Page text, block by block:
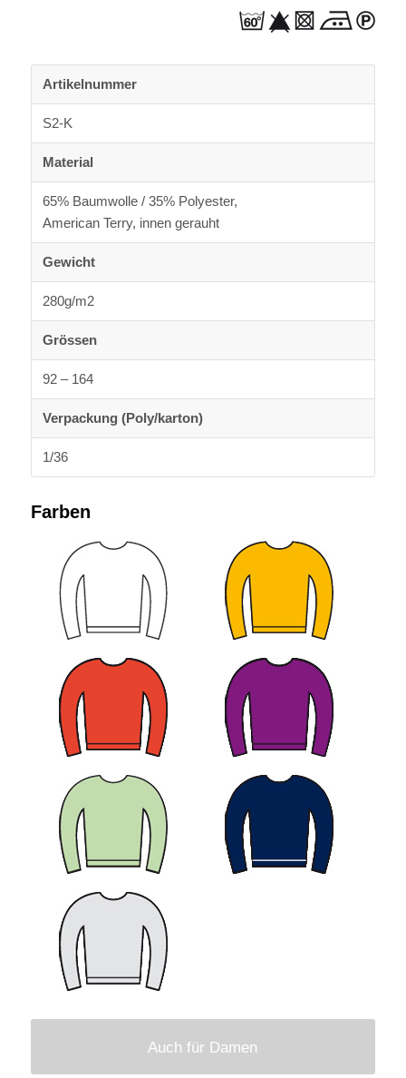
Artikelnummer
S2-K
Material
65% Baumwolle / 35% Polyester,
American Terry, innen gerauht
Gewicht
280g/m2
Grössen
92 – 164
Verpackung (Poly/karton)
1/36
Farben
Auch für Damen